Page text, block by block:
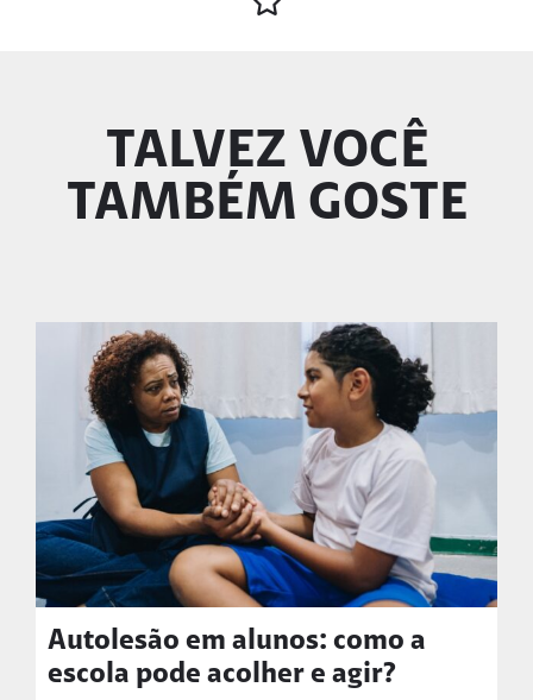
TALVEZ VOCÊ
TAMBÉM GOSTE
Autolesão em alunos: como a
escola pode acolher e agir?